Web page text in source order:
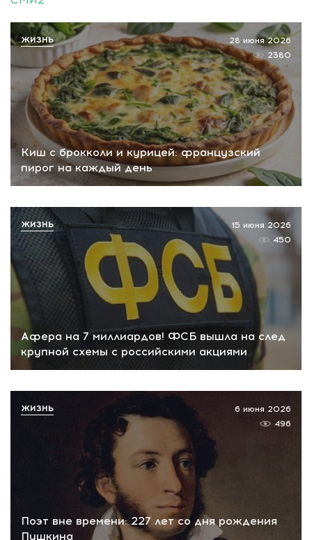
Киш с брокколи и курицей: французский
пирог на каждый день
28 июня 2026
2380
ЖИЗНЬ
Афера на 7 миллиардов! ФСБ вышла на след
крупной схемы с российскими акциями
15 июня 2026
450
ЖИЗНЬ
Поэт вне времени: 227 лет со дня рождения
Пушкина
6 июня 2026
496
ЖИЗНЬ